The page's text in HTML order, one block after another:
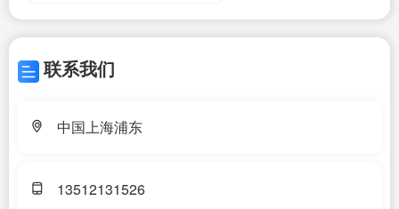
联系我们
中国上海浦东
13512131526